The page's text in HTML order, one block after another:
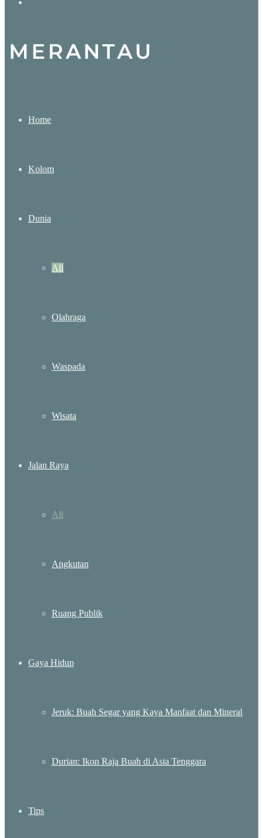
for
Home
Kolom
Dunia
All
Olahraga
Waspada
Wisata
Jalan Raya
All
Angkutan
Ruang Publik
Gaya Hidup
Jeruk: Buah Segar yang Kaya Manfaat dan Mineral
Durian: Ikon Raja Buah di Asia Tenggara
Tips